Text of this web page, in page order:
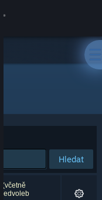
Hledat
(včetně